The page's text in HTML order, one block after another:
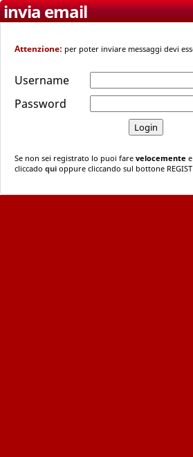
invia email
Attenzione: per poter inviare messaggi devi
Username
Password
Se non sei registrato lo puoi fare velocemente e
cliccado qui oppure cliccando sul bottone